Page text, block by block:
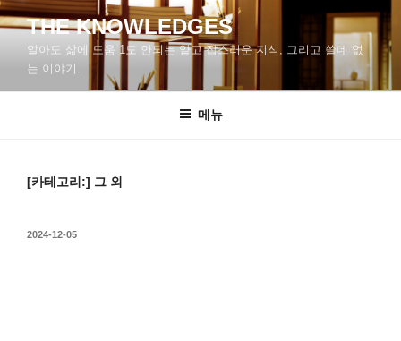
콘
텐
바
THE KNOWLEDGES
알아도 삶에 도움 1도 안되는 얕고 잡스러운 지식, 그리고 쓸데 없
는 이야기.
메뉴
[카테고리:] 그 외
작
2024-12-05